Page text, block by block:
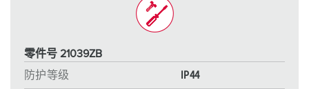
零件号 21039ZB
防护等级
IP44